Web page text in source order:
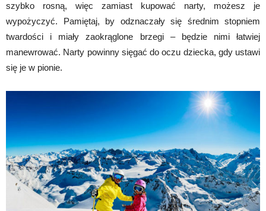
szybko rosną, więc zamiast kupować narty, możesz je
wypożyczyć. Pamiętaj, by odznaczały się średnim stopniem
twardości i miały zaokrąglone brzegi – będzie nimi łatwiej
manewrować. Narty powinny sięgać do oczu dziecka, gdy ustawi
się je w pionie.